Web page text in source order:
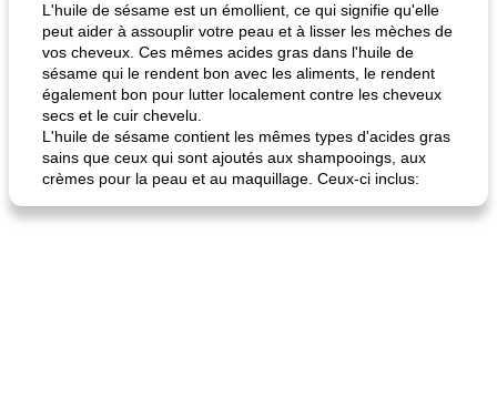
fiesta tostadas le méga's jopp joes
L'huile de sésame est un émollient, ce qui signifie qu'elle
peut aider à assouplir votre peau et à lisser les mèches de
vos cheveux. Ces mêmes acides gras dans l'huile de
sésame qui le rendent bon avec les aliments, le rendent
également bon pour lutter localement contre les cheveux
secs et le cuir chevelu.
L'huile de sésame contient les mêmes types d'acides gras
sains que ceux qui sont ajoutés aux shampooings, aux
crèmes pour la peau et au maquillage. Ceux-ci inclus: